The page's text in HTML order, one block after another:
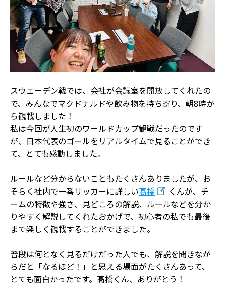
スウェーデン戦では、会社が会議室を開放してくれたの
で、みんなでマクドナルドや飲み物を持ち寄り、朝8時か
ら観戦しました！
私は今回が人生初のワールドカップ観戦だったのです
が、日本代表のゴールをリアルタイムで見ることができ
て、とても感動しました。
ルールなど分からないこともたくさんありましたが、お
そらく社内で一番サッカーに詳しい髙橋
くんが、チ
ームの特徴や強さ、見どころの解説、ルールなどを分か
りやすく解説してくれたおかげで、初心者の私でも最後
まで楽しく観戦することができました。
普段は何となく見るだけだった人でも、解説を聞きなが
らだと「なるほど！」と思える場面がたくさんあって、
とても面白かったです。髙橋くん、ありがとう！